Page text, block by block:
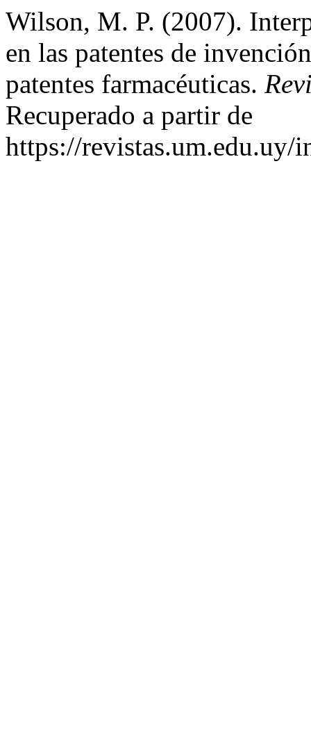
Wilson, M. P. (2007).
en las patentes de
patentes farmacéuticas.
Recuperado a partir de
https://revistas.um.edu.uy/